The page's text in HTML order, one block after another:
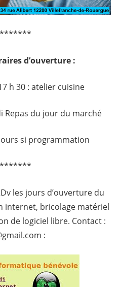
d’ouverture :
h 30 : atelier cuisine
Repas du jour du marché
si programmation
les jours d’ouverture du
internet, bricolage matériel
de logiciel libre. Contact :
: